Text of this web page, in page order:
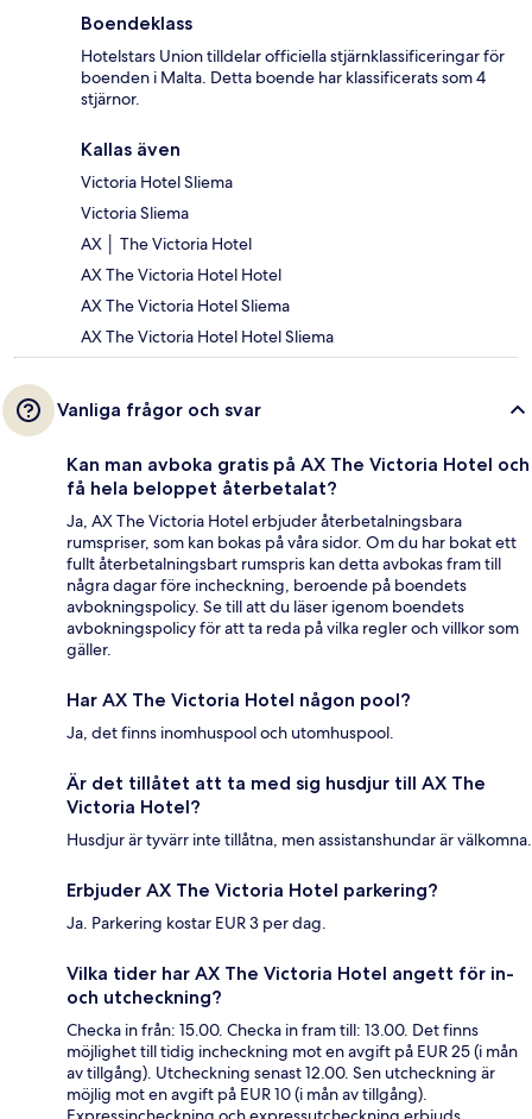
Boendeklass
Hotelstars Union tilldelar officiella stjärnklassificeringar för
boenden i Malta. Detta boende har klassificerats som 4
stjärnor.
Kallas även
Victoria Hotel Sliema
Victoria Sliema
AX │ The Victoria Hotel
AX The Victoria Hotel Hotel
AX The Victoria Hotel Sliema
AX The Victoria Hotel Hotel Sliema
Vanliga frågor och svar
Kan man avboka gratis på AX The Victoria Hotel och
få hela beloppet återbetalat?
Ja, AX The Victoria Hotel erbjuder återbetalningsbara
rumspriser, som kan bokas på våra sidor. Om du har bokat ett
fullt återbetalningsbart rumspris kan detta avbokas fram till
några dagar före incheckning, beroende på boendets
avbokningspolicy. Se till att du läser igenom boendets
avbokningspolicy för att ta reda på vilka regler och villkor som
gäller.
Har AX The Victoria Hotel någon pool?
Ja, det finns inomhuspool och utomhuspool.
Är det tillåtet att ta med sig husdjur till AX The
Victoria Hotel?
Husdjur är tyvärr inte tillåtna, men assistanshundar är välkomna.
Erbjuder AX The Victoria Hotel parkering?
Ja. Parkering kostar EUR 3 per dag.
Vilka tider har AX The Victoria Hotel angett för in-
och utcheckning?
Checka in från: 15.00. Checka in fram till: 13.00. Det finns
möjlighet till tidig incheckning mot en avgift på EUR 25 (i mån
av tillgång). Utcheckning senast 12.00. Sen utcheckning är
möjlig mot en avgift på EUR 10 (i mån av tillgång).